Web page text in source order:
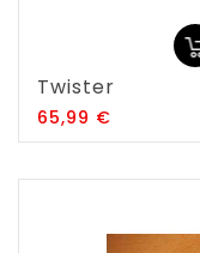
Twister
65,99 €